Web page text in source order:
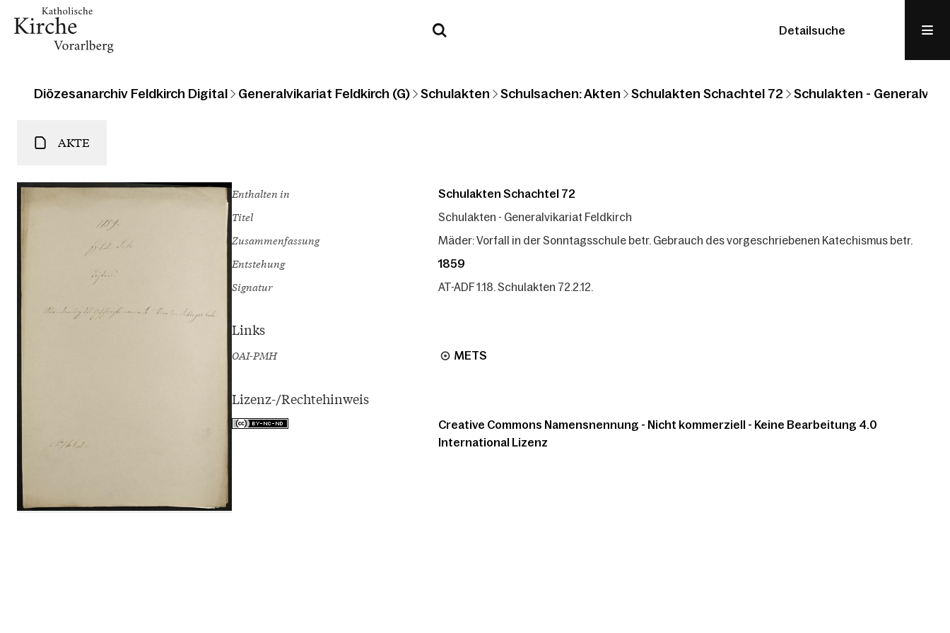
Detailsuche
Diözesanarchiv Feldkirch Digital Generalvikariat Feldkirch (G) Schulakten Schulsachen: Akten Schulakten Schachtel 72 Schulakten -
AKTE
Enthalten in Schulakten Schachtel 72
Titel Schulakten - Generalvikariat Feldkirch
Zusammenfassung Mäder: Vorfall in der Sonntagsschule betr. Gebrauch des vorgeschriebenen Katechismus betr.
Entstehung 1859
Signatur AT-ADF 1.18. Schulakten 72.2.12.
Links
OAI-PMH METS
Lizenz-/Rechtehinweis
Creative Commons Namensnennung - Nicht kommerziell - Keine Bearbeitung 4.0
International Lizenz